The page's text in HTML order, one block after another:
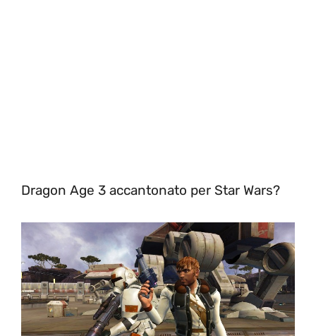
Dragon Age 3 accantonato per Star Wars?